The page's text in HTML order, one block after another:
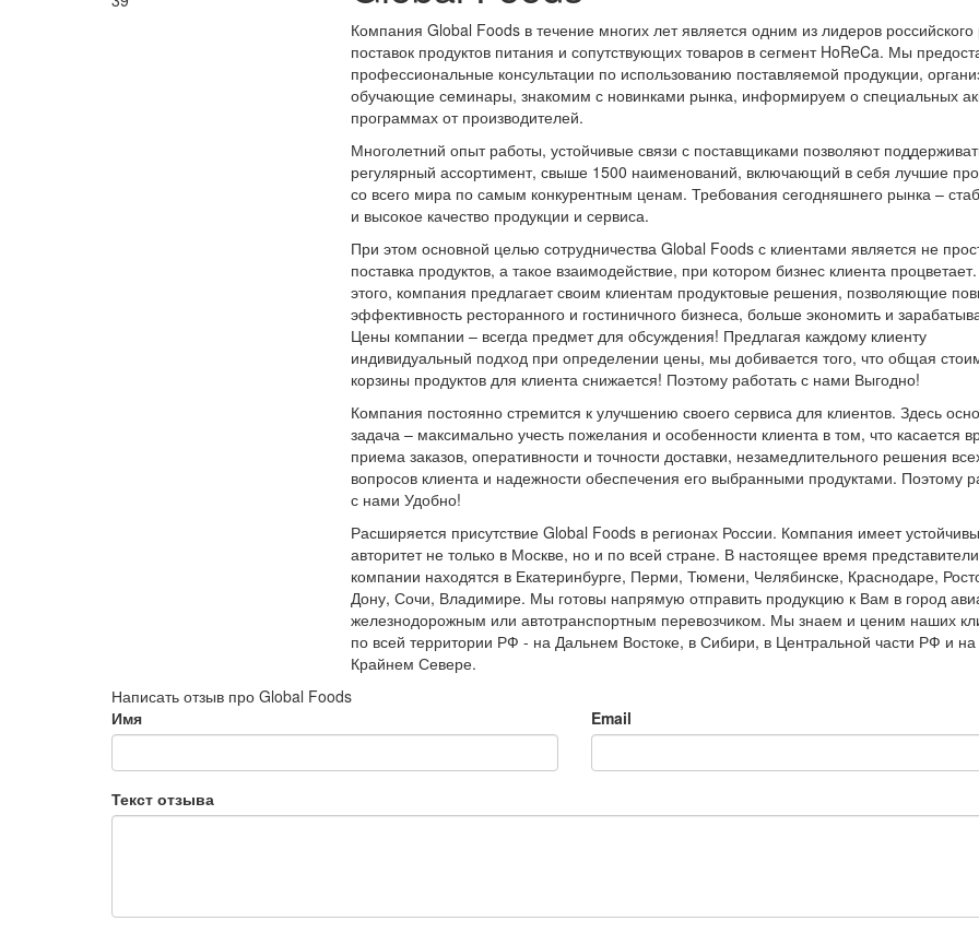
Компания Global Foods в течение многих лет является одним из лидеров
поставок продуктов питания и сопутствующих товаров в сегмент HoReCa. Мы
профессиональные консультации по использованию поставляемой продукции,
обучающие семинары, знакомим с новинками рынка, информируем о специальных
программах от производителей.
Многолетний опыт работы, устойчивые связи с поставщиками позволяют
регулярный ассортимент, свыше 1500 наименований, включающий в себя лучшие
со всего мира по самым конкурентным ценам. Требования сегодняшнего рынка –
и высокое качество продукции и сервиса.
При этом основной целью сотрудничества Global Foods с клиентами является не
поставка продуктов, а такое взаимодействие, при котором бизнес клиента
этого, компания предлагает своим клиентам продуктовые решения, позволяющие
эффективность ресторанного и гостиничного бизнеса, больше экономить и
Цены компании – всегда предмет для обсуждения! Предлагая каждому клиенту
индивидуальный подход при определении цены, мы добивается того, что общая
корзины продуктов для клиента снижается! Поэтому работать с нами Выгодно!
Компания постоянно стремится к улучшению своего сервиса для клиентов. Здесь
задача – максимально учесть пожелания и особенности клиента в том, что касается
приема заказов, оперативности и точности доставки, незамедлительного решения
вопросов клиента и надежности обеспечения его выбранными продуктами. Поэтому
с нами Удобно!
Расширяется присутствие Global Foods в регионах России. Компания имеет
авторитет не только в Москве, но и по всей стране. В настоящее время представители
компании находятся в Екатеринбурге, Перми, Тюмени, Челябинске, Краснодаре,
Дону, Сочи, Владимире. Мы готовы напрямую отправить продукцию к Вам в город
железнодорожным или автотранспортным перевозчиком. Мы знаем и ценим наших
по всей территории РФ - на Дальнем Востоке, в Сибири, в Центральной части РФ и на
Крайнем Севере.
Написать отзыв про Global Foods
Имя
Email
Текст отзыва